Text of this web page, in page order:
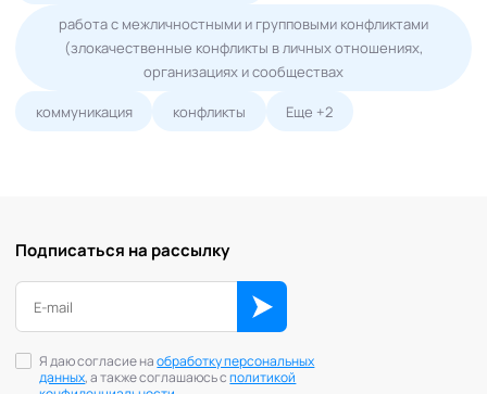
работа с межличностными и групповыми конфликтами
(злокачественные конфликты в личных отношениях,
организациях и сообществах
коммуникация конфликты Еще +2
Подписаться на рассылку
Я даю согласие наобработку персональных
данных, а также соглашаюсь сполитикой